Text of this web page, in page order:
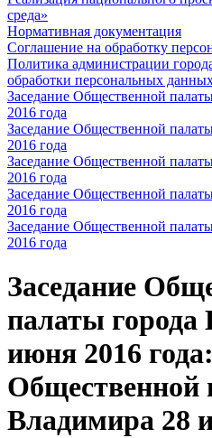
среда»
Нормативная документация
Соглашение на обработку
Политика администрации
обработки персональных
Заседание Общественной
2016 года
Заседание Общественной
2016 года
Заседание Общественной
2016 года
Заседание Общественной
2016 года
Заседание Общественной
2016 года
Заседание
палаты города
июня 2016
Общественной
Владимира 28